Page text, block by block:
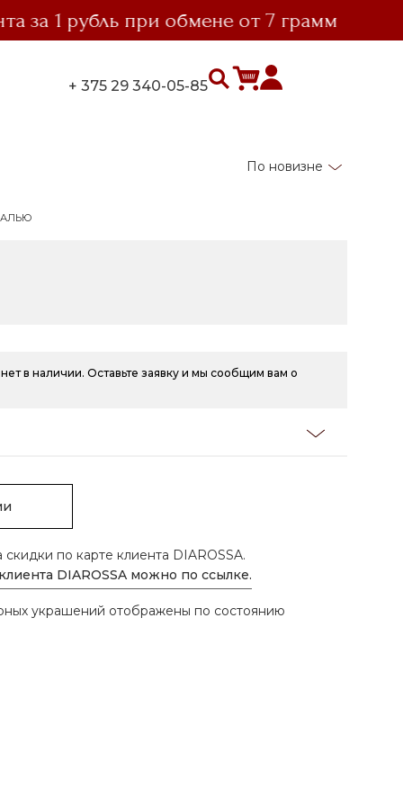
1 рубль при обмене от 7 грамм
+ 375 29 340-05-85
По новизне
в наличии. Оставьте заявку и мы сообщим вам о
скидки по карте клиента DIAROSSA.
DIAROSSA можно по ссылке.
украшений отображены по состоянию